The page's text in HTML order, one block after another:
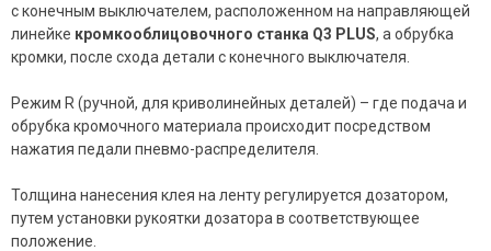
с конечным выключателем, расположенном на направляющей
линейке кромкооблицовочного станка Q3 PLUS, а обрубка
кромки, после схода детали с конечного выключателя.
Режим R (ручной, для криволинейных деталей) – где подача и
обрубка кромочного материала происходит посредством
нажатия педали пневмо-распределителя.
Толщина нанесения клея на ленту регулируется дозатором,
путем установки рукоятки дозатора в соответствующее
положение.